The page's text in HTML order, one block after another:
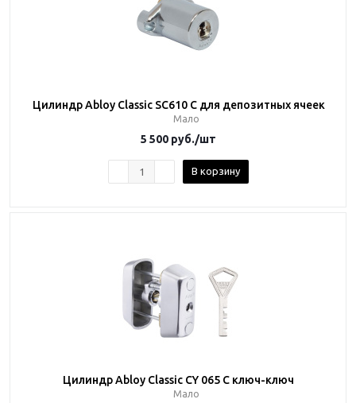
Цилиндр Abloy Classic SC610 C для депозитных ячеек
Мало
5 500 руб./шт
В корзину
Цилиндр Abloy Classic CY 065 C ключ-ключ
Мало